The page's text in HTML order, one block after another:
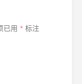
已用 * 标注